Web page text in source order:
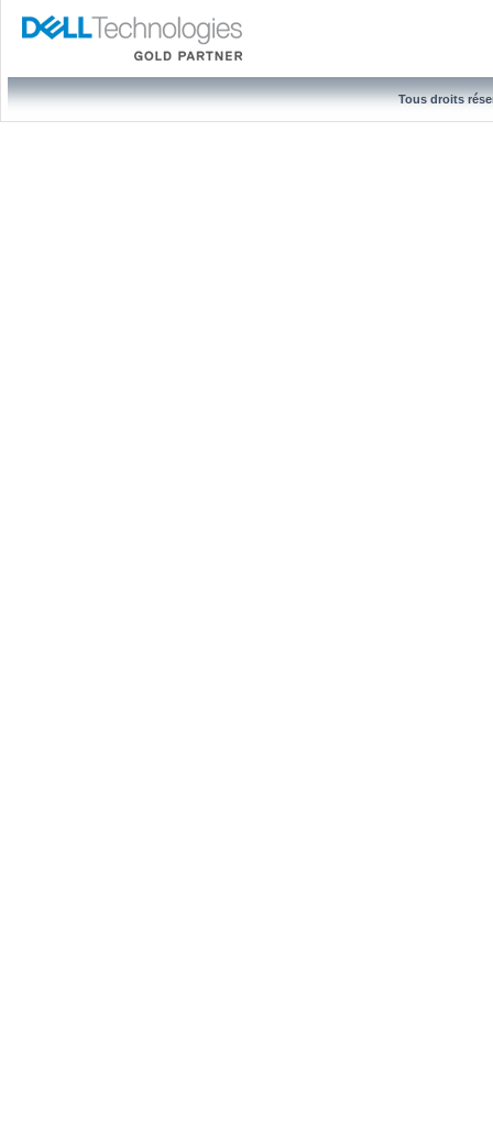
Tous droits